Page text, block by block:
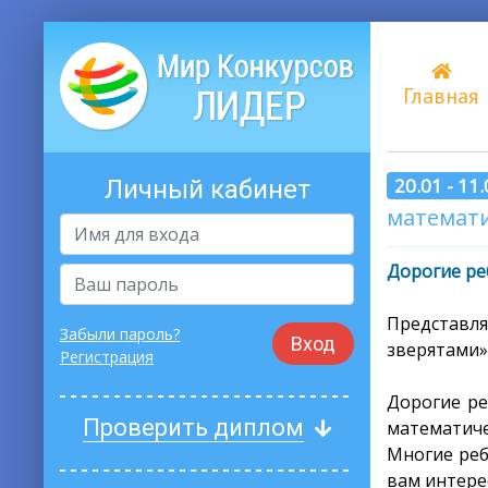
Главная
Личный кабинет
Вход
Забыли пароль?
Регистрация
Проверить диплом
20.01 -
Дорогие
Дорогие
Многие
вам